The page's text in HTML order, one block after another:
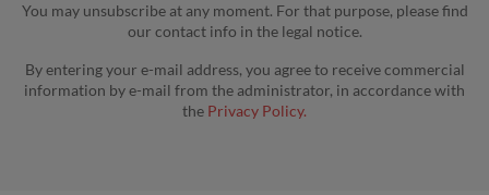
You may unsubscribe at any moment. For that purpose, please find
our contact info in the legal notice.
By entering your e-mail address, you agree to receive commercial
information by e-mail from the administrator, in accordance with
the Privacy Policy.